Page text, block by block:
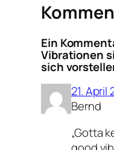
Ein
Vibrationen
sich
21. April
Bernd
„Gotta